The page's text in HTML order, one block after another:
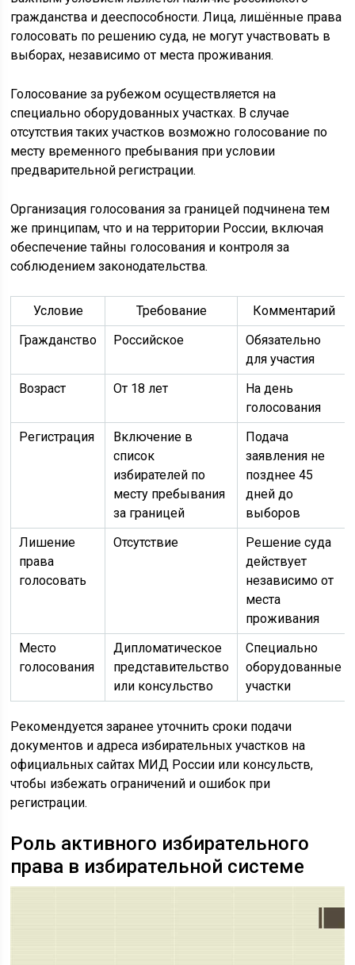
гражданства и дееспособности. Лица, лишённые права
голосовать по решению суда, не могут участвовать в
выборах, независимо от места проживания.
Голосование за рубежом осуществляется на
специально оборудованных участках. В случае
отсутствия таких участков возможно голосование по
месту временного пребывания при условии
предварительной регистрации.
Организация голосования за границей подчинена тем
же принципам, что и на территории России, включая
обеспечение тайны голосования и контроля за
соблюдением законодательства.
Условие Требование
Комментарий
Гражданство
Российское
Обязательно
для участия
Возраст
От 18 лет
На день
голосования
Регистрация
Включение в
список
избирателей по
месту пребывания
за границей
Подача
заявления не
позднее 45
дней до
выборов
Лишение
права
голосовать
Отсутствие
Решение суда
действует
независимо от
места
проживания
Место
голосования
Дипломатическое
представительство
или консульство
Специально
оборудованные
участки
Рекомендуется заранее уточнить сроки подачи
документов и адреса избирательных участков на
официальных сайтах МИД России или консульств,
чтобы избежать ограничений и ошибок при
регистрации.
Роль активного избирательного
права в избирательной системе